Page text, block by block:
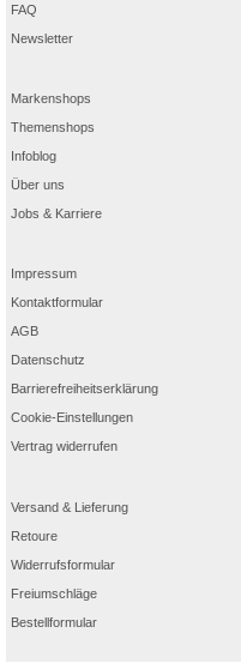
FAQ
Newsletter
Markenshops
Themenshops
Infoblog
Über uns
Jobs & Karriere
Impressum
Kontaktformular
AGB
Datenschutz
Barrierefreiheitserklärung
Cookie-Einstellungen
Vertrag widerrufen
Versand & Lieferung
Retoure
Widerrufsformular
Freiumschläge
Bestellformular